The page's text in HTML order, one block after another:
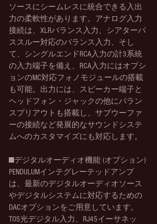
ソースにシームレスに統合できる入出
力の柔軟性があります。アナログ入力
接続は、XLRバランス入力、シアターパ
ススルー対応のバランス入力、そし
て、シングルエンドRCA入力の計3系統
の入力端子を備え、RCA入力にはオプシ
ョンのMC対応フォノモジュールの搭載
も可能。出力には、スピーカー端子と
ヘッドフォン・ジャックの他にバラン
スプリアウトも搭載し、サブウーファ
ーの接続など発展的なサウンドシステ
ムへのカスタマイズにも対応します。
■デジタルオーディオ機能 (オプション)
PENDULUMインテグレーテッドアンプ
は、最新のデジタルオーディオソース
やデジタルシステムに対応するための
DACオプションをご用意しています。
TOS光デジタル入力、RJ45イーサネッ